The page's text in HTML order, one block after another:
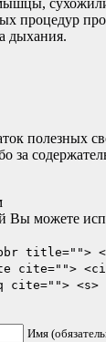
процедур
дыхания.
полезных
за
Вы можете
title="">
cite="">
cite="">
Имя